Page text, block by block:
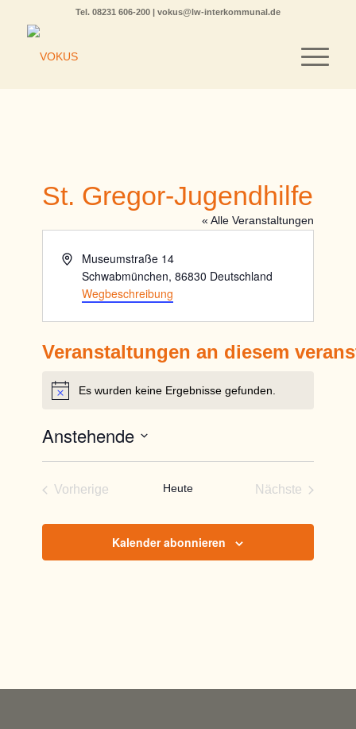
Tel. 08231 606-200 | vokus@lw-interkommunal.de
St. Gregor-Jugendhilfe
« Alle Veranstaltungen
AdresseMuseumstraße 14
Schwabmünchen, 86830 Deutschland
Wegbeschreibung
Veranstaltungen an diesem
HinweisEs wurden keine Ergebnisse gefunden.
Anstehende
Vorherige
Heute
Nächste
Kalender abonnieren